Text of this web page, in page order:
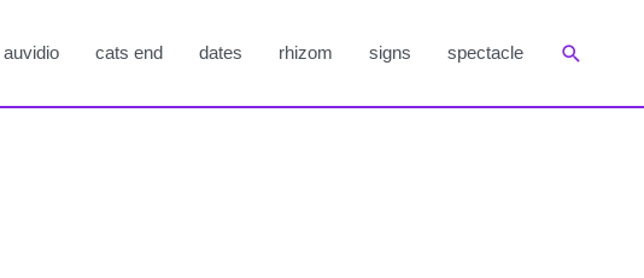
auvidio cats end dates rhizom signs spectacle Suchen